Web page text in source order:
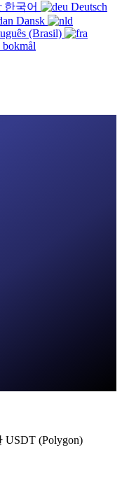
한국어
Deutsch
Dansk
(Brasil)
USDT (Polygon)